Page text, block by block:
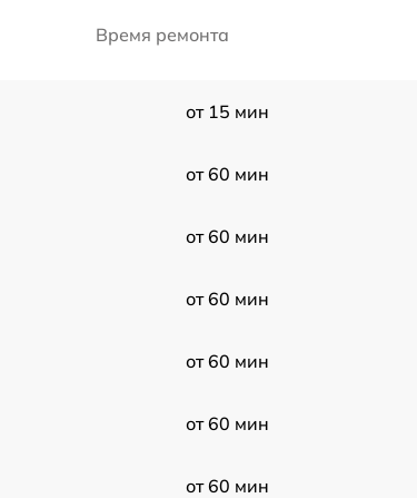
Время ремонта
от 15 мин
от 60 мин
от 60 мин
от 60 мин
от 60 мин
от 60 мин
от 60 мин